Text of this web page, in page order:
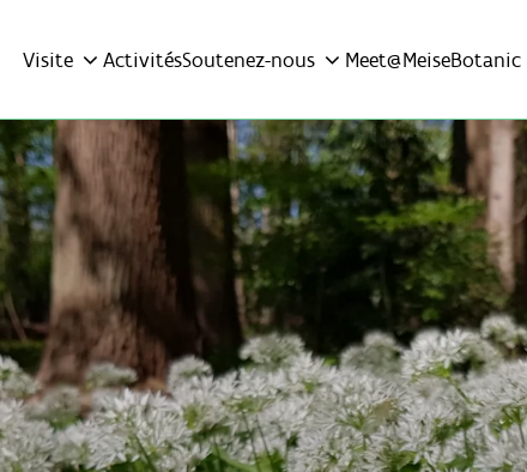
Visite ActivitésSoutenez-nous Meet@MeiseBotanic